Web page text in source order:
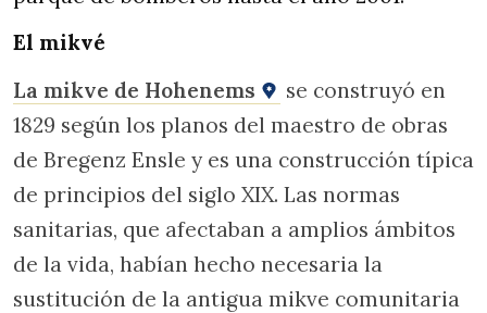
El mikvé
La mikve de Hohenems
se construyó en
1829 según los planos del maestro de obras
de Bregenz Ensle y es una construcción típica
de principios del siglo XIX. Las normas
sanitarias, que afectaban a amplios ámbitos
de la vida, habían hecho necesaria la
sustitución de la antigua mikve comunitaria